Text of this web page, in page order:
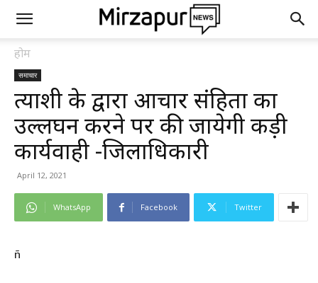
होम
समाचार
प्रत्याशी के द्वारा आचार संहिता का
उल्लघन करने पर की जायेगी कड़ी
कार्यवाही -जिलाधिकारी
April 12, 2021
WhatsApp Facebook Twitter
ñ